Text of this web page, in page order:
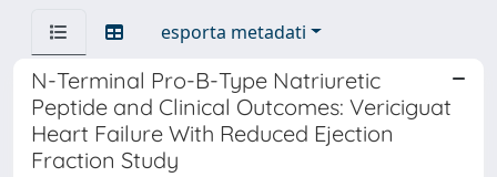
esporta metadati
N-Terminal Pro-B-Type Natriuretic
Peptide and Clinical Outcomes: Vericiguat
Heart Failure With Reduced Ejection
Fraction Study